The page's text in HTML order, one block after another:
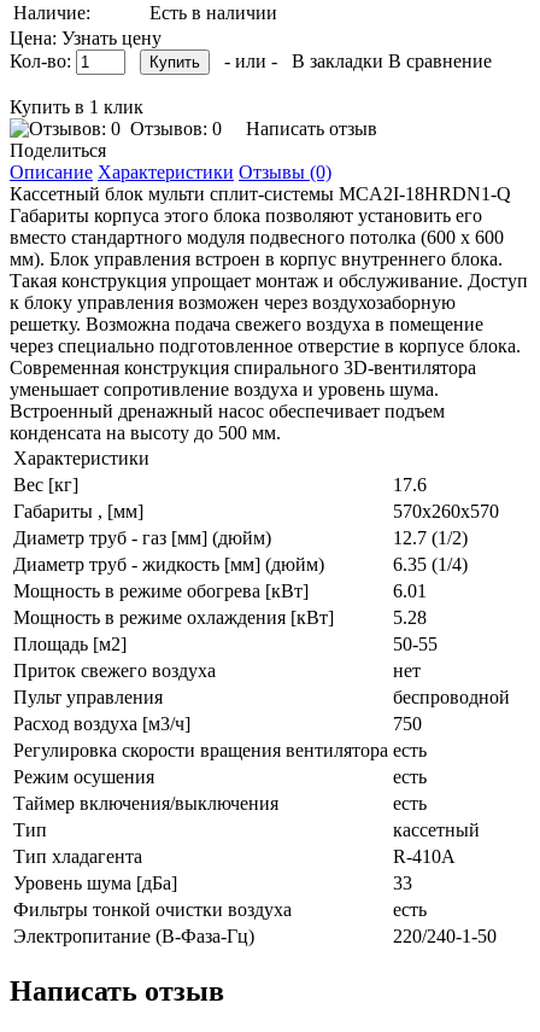
Наличие:
Есть в наличии
Цена: Узнать цену
Кол-во:
- или - В закладки В сравнение
Купить в 1 клик
Отзывов: 0
Написать отзыв
Поделиться
Описание Характеристики Отзывы (0)
Кассетный блок мульти сплит-системы MCA2I-18HRDN1-Q
Габариты корпуса этого блока позволяют установить его
вместо стандартного модуля подвесного потолка (600 х 600
мм). Блок управления встроен в корпус внутреннего блока.
Такая конструкция упрощает монтаж и обслуживание. Доступ
к блоку управления возможен через воздухозаборную
решетку. Возможна подача свежего воздуха в помещение
через специально подготовленное отверстие в корпусе блока.
Современная конструкция спирального 3D-вентилятора
уменьшает сопротивление воздуха и уровень шума.
Встроенный дренажный насос обеспечивает подъем
конденсата на высоту до 500 мм.
Характеристики
Вес [кг]
17.6
Габариты , [мм]
570х260x570
Диаметр труб - газ [мм] (дюйм)
12.7 (1/2)
Диаметр труб - жидкость [мм] (дюйм)
6.35 (1/4)
Мощность в режиме обогрева [кВт]
6.01
Мощность в режиме охлаждения [кВт]
5.28
Площадь [м2]
50-55
Приток свежего воздуха
нет
Пульт управления
беспроводной
Расход воздуха [м3/ч]
750
Регулировка скорости вращения вентилятора есть
Режим осушения
есть
Таймер включения/выключения
есть
Тип
кассетный
Тип хладагента
R-410A
Уровень шума [дБа]
33
Фильтры тонкой очистки воздуха
есть
Электропитание (В-Фаза-Гц)
220/240-1-50
Написать отзыв